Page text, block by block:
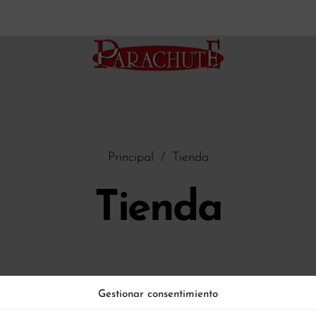
Gestionar consentimiento
Principal / Tienda
Tienda